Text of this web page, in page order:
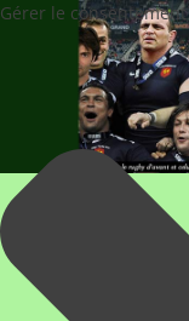
Gérer le consentement